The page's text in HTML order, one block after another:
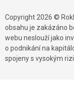
Copyright 2026 ©
obsahu je zakázáno
webu neslouží jako
o podnikání na
spojeny s vysokým